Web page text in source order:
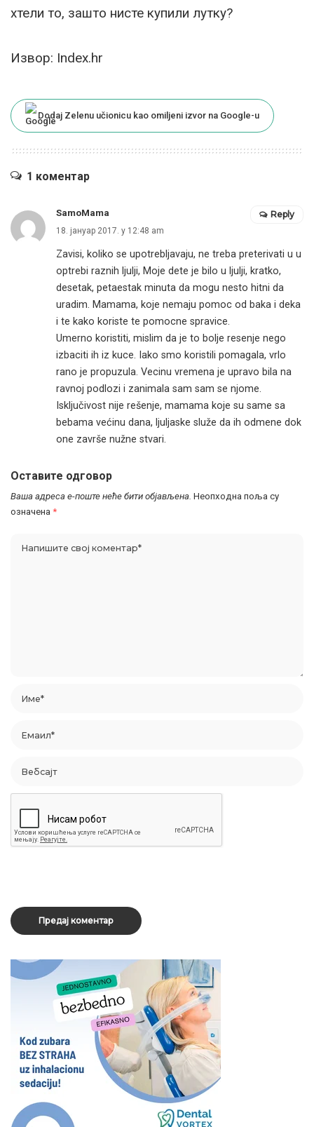
хтели то, зашто нисте купили лутку?
Извор: Index.hr
Dodaj Zelenu učionicu kao omiljeni izvor na Google-u
1 коментар
SamoMama
18. јануар 2017. у 12:48 am
Zavisi, koliko se upotrebljavaju, ne treba preterivati u u
optrebi raznih ljulji, Moje dete je bilo u ljulji, kratko,
desetak, petaestak minuta da mogu nesto hitni da
uradim. Mamama, koje nemaju pomoc od baka i deka
i te kako koriste te pomocne spravice.
Umerno koristiti, mislim da je to bolje resenje nego
izbaciti ih iz kuce. Iako smo koristili pomagala, vrlo
rano je propuzula. Vecinu vremena je upravo bila na
ravnoj podlozi i zanimala sam sam se njome.
Isključivost nije rešenje, mamama koje su same sa
bebama većinu dana, ljuljaske služe da ih odmene dok
one završe nužne stvari.
Reply
Оставите одговор
Ваша адреса е-поште неће бити објављена. Неопходна поља су
означена *